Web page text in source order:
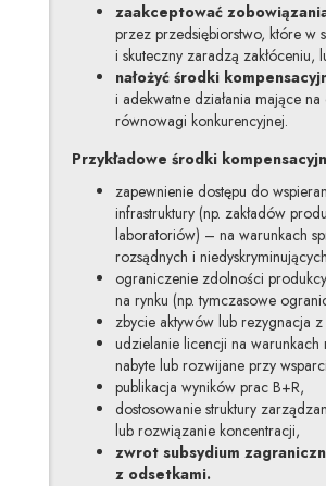
zaakceptować
przez przedsiębiorstwo, które w
i skuteczny zaradzą zakłóceniu,
nałożyć środki
i adekwatne działania mające
równowagi konkurencyjnej.
Przykładowe środki
zapewnienie dostępu do
infrastruktury (np. zakładów
laboratoriów) – na warunkach
rozsądnych i
ograniczenie zdolności
na rynku (np. tymczasowe
zbycie aktywów lub rezygnacja z
udzielanie licencji na warunkach
nabyte lub rozwijane przy
publikacja wyników prac B+R,
dostosowanie struktury
lub rozwiązanie koncentracji,
zwrot subsydium
z odsetkami.